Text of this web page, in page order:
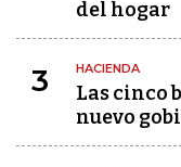
del hogar
3 HACIENDA
Las cinco
nuevo